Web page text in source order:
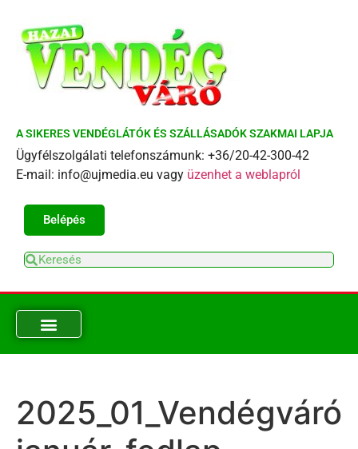
A SIKERES VENDÉGLÁTÓK ÉS SZÁLLÁSADÓK SZAKMAI LAPJA
Ügyfélszolgálati telefonszámunk: +36/20-42-300-42
E-mail: info@ujmedia.eu vagy üzenhet a weblapról
Belépés
2025_01_Vendégváró